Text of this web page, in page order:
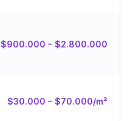
$900.000 – $2.800.000
$30.000 – $70.000/m²